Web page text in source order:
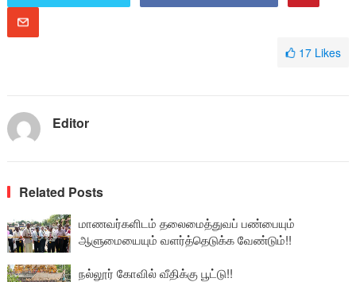
17 Likes
Editor
Related Posts
மாணவர்களிடம் தலைமைத்துவப் பண்பையும்
ஆளுமையையும் வளர்த்தெடுக்க வேண்டும்!!
நல்லூர் கோவில் வீதிக்கு பூட்டு!!